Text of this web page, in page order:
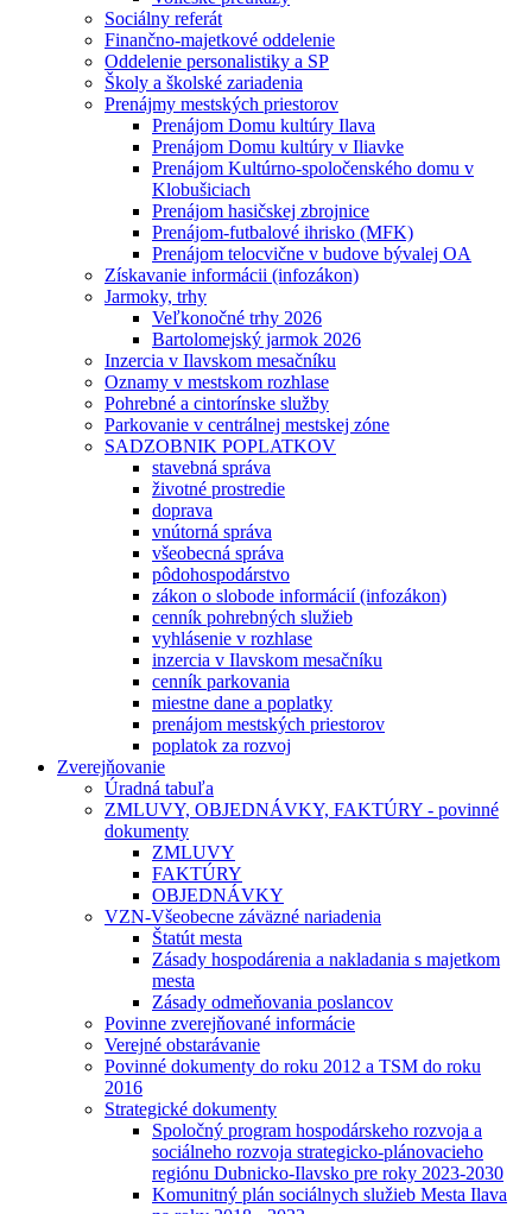
Sociálny referát
Finančno-majetkové oddelenie
Oddelenie personalistiky a SP
Školy a školské zariadenia
Prenájmy mestských priestorov
Prenájom Domu kultúry Ilava
Prenájom Domu kultúry v Iliavke
Prenájom Kultúrno-spoločenského domu v
Klobušiciach
Prenájom hasičskej zbrojnice
Prenájom-futbalové ihrisko (MFK)
Prenájom telocvične v budove bývalej OA
Získavanie informácii (infozákon)
Jarmoky, trhy
Veľkonočné trhy 2026
Bartolomejský jarmok 2026
Inzercia v Ilavskom mesačníku
Oznamy v mestskom rozhlase
Pohrebné a cintorínske služby
Parkovanie v centrálnej mestskej zóne
SADZOBNIK POPLATKOV
stavebná správa
životné prostredie
doprava
vnútorná správa
všeobecná správa
pôdohospodárstvo
zákon o slobode informácií (infozákon)
cenník pohrebných služieb
vyhlásenie v rozhlase
inzercia v Ilavskom mesačníku
cenník parkovania
miestne dane a poplatky
prenájom mestských priestorov
poplatok za rozvoj
Zverejňovanie
Úradná tabuľa
ZMLUVY, OBJEDNÁVKY, FAKTÚRY - povinné
dokumenty
ZMLUVY
FAKTÚRY
OBJEDNÁVKY
VZN-Všeobecne záväzné nariadenia
Štatút mesta
Zásady hospodárenia a nakladania s majetkom
mesta
Zásady odmeňovania poslancov
Povinne zverejňované informácie
Verejné obstarávanie
Povinné dokumenty do roku 2012 a TSM do roku
2016
Strategické dokumenty
Spoločný program hospodárskeho rozvoja a
sociálneho rozvoja strategicko-plánovacieho
regiónu Dubnicko-Ilavsko pre roky 2023-2030
Komunitný plán sociálnych služieb Mesta Ilava